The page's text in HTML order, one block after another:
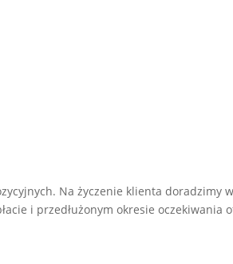
Na życzenie klienta
i przedłużonym okresie